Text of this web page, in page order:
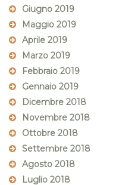
Giugno 2019
Maggio 2019
Aprile 2019
Marzo 2019
Febbraio 2019
Gennaio 2019
Dicembre 2018
Novembre 2018
Ottobre 2018
Settembre 2018
Agosto 2018
Luglio 2018